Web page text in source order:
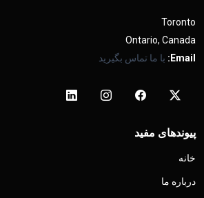
Toronto
Ontario, Canada
Email: با ما تماس بگیرید
پیوندهای مفید
خانه
درباره ما